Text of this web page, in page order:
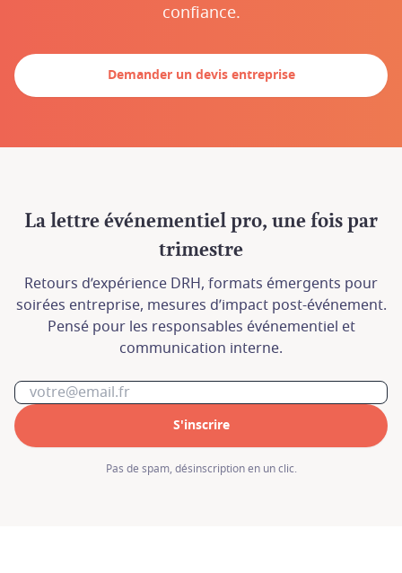
confiance.
Demander un devis entreprise
La lettre événementiel pro, une fois par
trimestre
Retours d’expérience DRH, formats émergents pour
soirées entreprise, mesures d’impact post-événement.
Pensé pour les responsables événementiel et
communication interne.
S'inscrire
Pas de spam, désinscription en un clic.
En cas de besoin, contactez nous à l'adresse
contact@hormur.com
ou au 07 82 74 05 14.
En cas de besoin, contactez nous à l'adresse
contact@hormur.com
ou au 07 82 74 05 14.